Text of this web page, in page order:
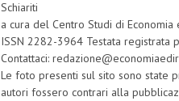
Schiariti
a cura del Centro Studi di
ISSN 2282-3964 Testata registrata
Contattaci:
Le foto presenti sul sito sono state
autori fossero contrari alla